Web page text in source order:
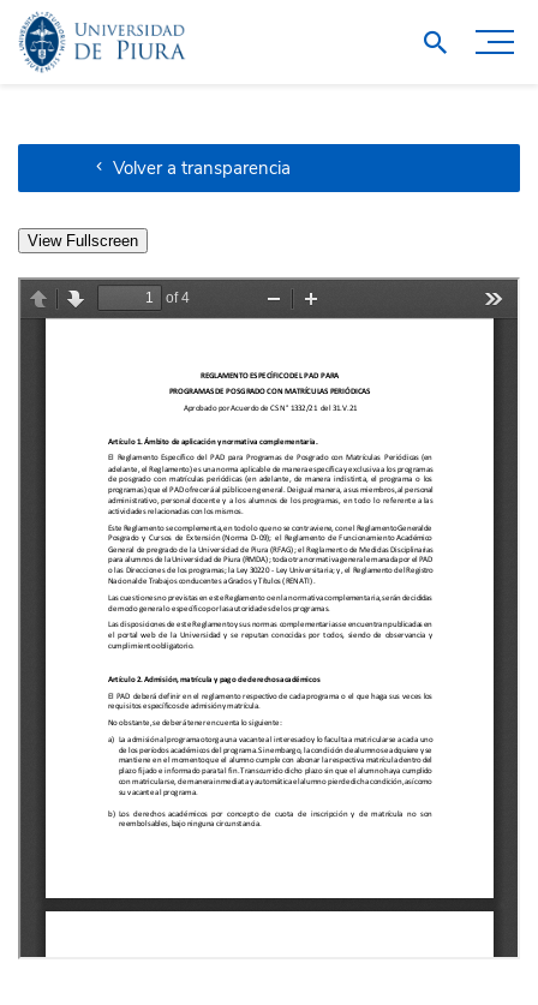
Volver a transparencia
View Fullscreen